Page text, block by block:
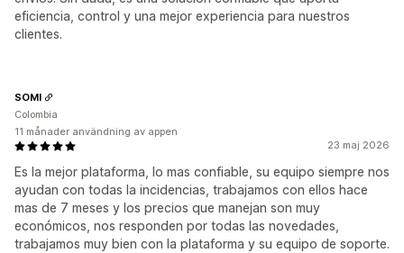
eficiencia, control y una mejor experiencia para nuestros
clientes.
23 maj 2026
Es la mejor plataforma, lo mas confiable, su equipo siempre nos
ayudan con todas la incidencias, trabajamos con ellos hace
mas de 7 meses y los precios que manejan son muy
económicos, nos responden por todas las novedades,
trabajamos muy bien con la plataforma y su equipo de soporte.
SOMI
Colombia
11 månader användning av appen